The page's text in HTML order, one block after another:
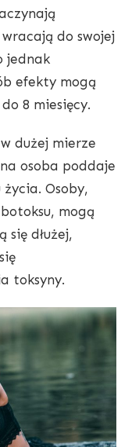
do swojej
jednak
efekty mogą
8 miesięcy.
dużej mierze
osoba poddaje
Osoby,
mogą
się dłużej,
toksyny.